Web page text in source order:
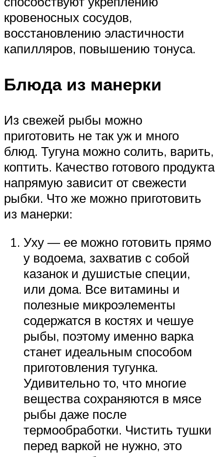
кровеносных сосудов,
восстановлению эластичности
капилляров, повышению тонуса.
Блюда из манерки
Из свежей рыбы можно
приготовить не так уж и много
блюд. Тугуна можно солить, варить,
коптить. Качество готового продукта
напрямую зависит от свежести
рыбки. Что же можно приготовить
из манерки:
Уху — ее можно готовить прямо
у водоема, захватив с собой
казанок и душистые специи,
или дома. Все витамины и
полезные микроэлементы
содержатся в костях и чешуе
рыбы, поэтому именно варка
станет идеальным способом
приготовления тугунка.
Удивительно то, что многие
вещества сохраняются в мясе
рыбы даже после
термообработки. Чистить тушки
перед варкой не нужно, это